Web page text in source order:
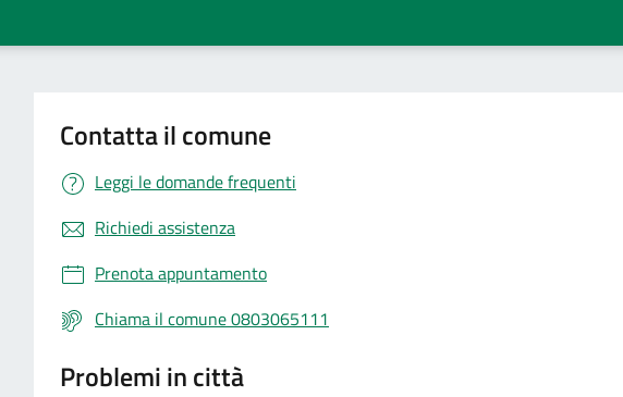
Contatta il comune
Leggi le domande frequenti
Richiedi assistenza
Prenota appuntamento
Chiama il comune 0803065111
Problemi in città